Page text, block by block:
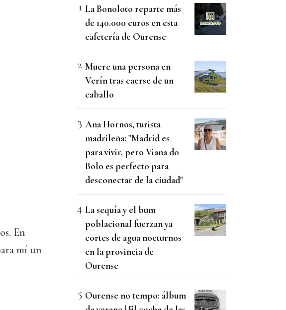
En
mí un
La Bonoloto reparte más
de 140.000 euros en esta
cafetería de Ourense
Muere una persona en
Verín tras caerse de un
caballo
Ana Hornos, turista
madrileña: "Madrid es
para vivir, pero Viana do
Bolo es perfecto para
desconectar de la ciudad"
La sequía y el bum
poblacional fuerzan ya
cortes de agua nocturnos
en la provincia de
Ourense
Ourense no tempo: álbum